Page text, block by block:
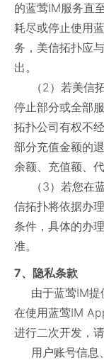
的蓝莺IM服务直
耗尽或停止使用
务，美信拓扑应
出。
（2）若美信
停止部分或全部
拓扑公司有权不
部分充值金额的
余额、充值额、
（3）若您在
信拓扑将依据办
条件，具体的办
准。
7、隐私条款
由于蓝莺IM
在使用蓝莺IM
进行二次开发，
用户账号信息